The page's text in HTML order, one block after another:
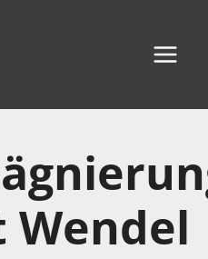
Wendel